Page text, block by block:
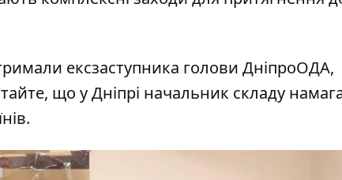
ексзаступника голови ДніпроОДА,
що у Дніпрі начальник складу